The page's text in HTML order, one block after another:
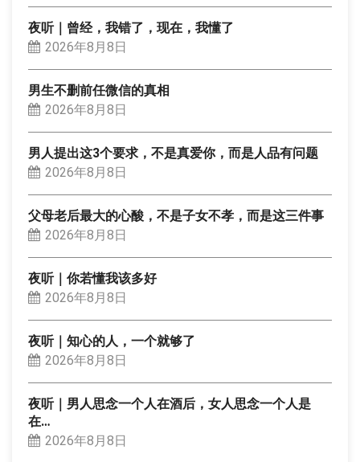
夜听｜曾经，我错了，现在，我懂了
2026年8月8日
男生不删前任微信的真相
2026年8月8日
男人提出这3个要求，不是真爱你，而是人品有问题
2026年8月8日
父母老后最大的心酸，不是子女不孝，而是这三件事
2026年8月8日
夜听｜你若懂我该多好
2026年8月8日
夜听｜知心的人，一个就够了
2026年8月8日
夜听｜男人思念一个人在酒后，女人思念一个人是
在…
2026年8月8日